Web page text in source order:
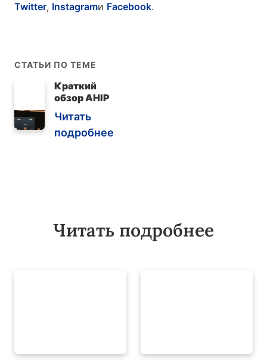
Twitter, Instagramи Facebook.
СТАТЬИ ПО ТЕМЕ
Краткий
обзор AHIP
Читать
подробнее
Читать подробнее